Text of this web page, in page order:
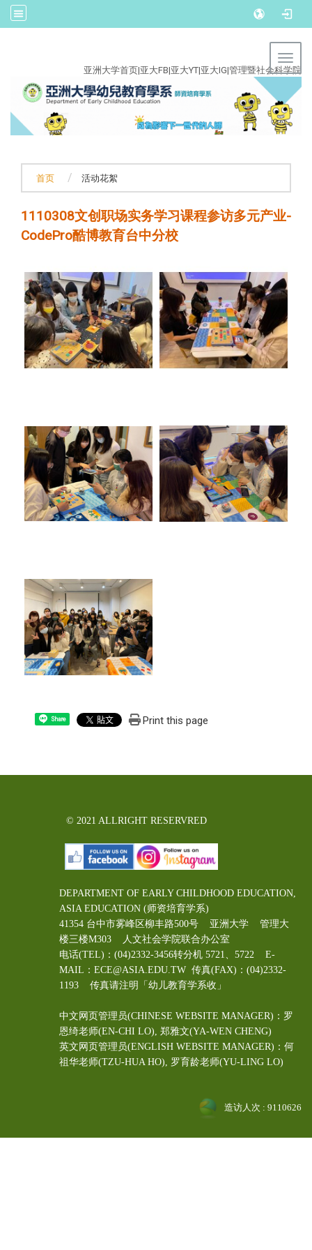
亚洲大学首页|亚大FB|亚大YT|亚大IG|管理暨社会科学院
首页 活动花絮
1110308文创职场实务学习课程参访多元产业-
CodePro酷博教育台中分校
Share Print this page
© 2021 ALLRIGHT RESERVRED
DEPARTMENT OF EARLY CHILDHOOD EDUCATION,
ASIA EDUCATION (师资培育学系)
41354 台中市雾峰区柳丰路500号 亚洲大学 管理大
楼三楼M303 人文社会学院联合办公室
电话(TEL)：(04)2332-3456转分机 5721、5722 E-
MAIL：ECE@ASIA.EDU.TW 传真(FAX)：(04)2332-
1193 传真请注明「幼儿教育学系收」
中文网页管理员(CHINESE WEBSITE MANAGER)：罗
恩绮老师(EN-CHI LO) , 郑雅文(YA-WEN CHENG)
英文网页管理员(ENGLISH WEBSITE MANAGER)：何
祖华老师(TZU-HUA HO), 罗育龄老师(YU-LING LO)
造访人次 : 9110626